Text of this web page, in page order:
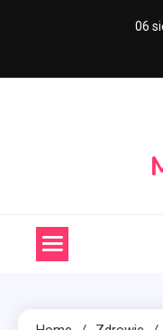
06